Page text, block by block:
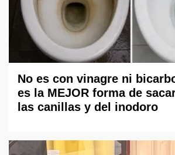
No es con vinagre ni
es la MEJOR forma de
las canillas y del inodoro